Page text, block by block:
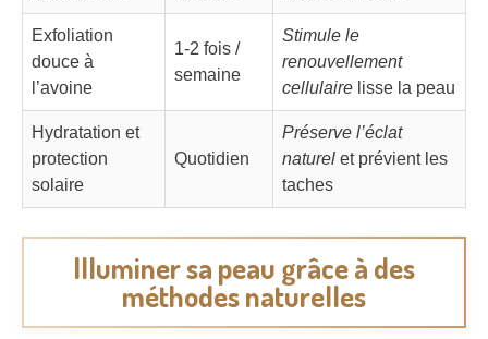
Exfoliation
douce à
l’avoine
1-2 fois /
semaine
Stimule le
renouvellement
cellulaire lisse la peau
Hydratation et
protection
solaire
Quotidien
Préserve l’éclat
naturel et prévient les
taches
Illuminer sa peau grâce à des
méthodes naturelles